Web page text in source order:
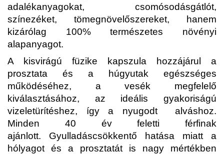
adalékanyagokat, csomósodásgátlót,
színezéket, tömegnövelőszereket, hanem
kizárólag 100% természetes növényi
alapanyagot.
A kisvirágú füzike kapszula hozzájárul a
prosztata és a húgyutak egészséges
működéséhez, a vesék megfelelő
kiválasztásához, az ideális gyakoriságú
vizeletürítéshez, így a nyugodt alváshoz.
Minden 40 év feletti férfinak
ajánlott. Gyulladáscsökkentő hatása miatt a
hólyagot és a prosztatát is nagy mértékben